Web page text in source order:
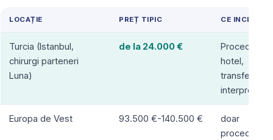
LOCAȚIE PREȚ TIPIC CE INCLUDE
Turcia (Istanbul,
chirurgi parteneri
Luna)
de la 24.000 €
Procedură,
hotel,
transferuri,
interpret
Europa de Vest 93.500 €-140.500 €
doar
procedura